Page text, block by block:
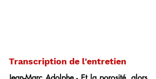
Transcription de l'entretien